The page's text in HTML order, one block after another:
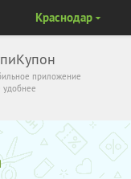
приложение
Краснодар